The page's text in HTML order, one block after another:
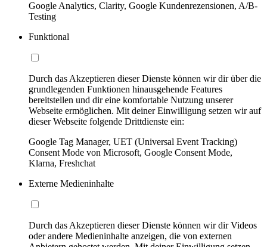
Google Analytics, Clarity, Google Kundenrezensionen, A/B-
Testing
Funktional
Durch das Akzeptieren dieser Dienste können wir dir über die
grundlegenden Funktionen hinausgehende Features
bereitstellen und dir eine komfortable Nutzung unserer
Webseite ermöglichen. Mit deiner Einwilligung setzen wir auf
dieser Webseite folgende Drittdienste ein:
Google Tag Manager, UET (Universal Event Tracking)
Consent Mode von Microsoft, Google Consent Mode,
Klarna, Freshchat
Externe Medieninhalte
Durch das Akzeptieren dieser Dienste können wir dir Videos
oder andere Medieninhalte anzeigen, die von externen